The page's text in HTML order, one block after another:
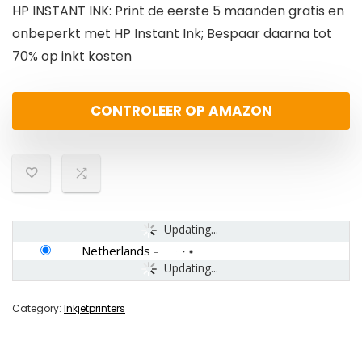
HP INSTANT INK: Print de eerste 5 maanden gratis en
onbeperkt met HP Instant Ink; Bespaar daarna tot
70% op inkt kosten
CONTROLEER OP AMAZON
Updating...
Updating...
Netherlands -
Category: Inkjetprinters